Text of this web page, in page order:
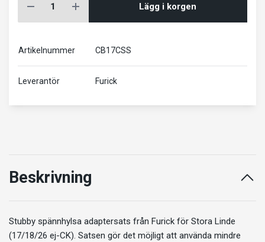
Lägg i korgen
Artikelnummer CB17CSS
Leverantör Furick
Beskrivning
Stubby spännhylsa adaptersats från Furick för Stora Linde
(17/18/26 ej-CK). Satsen gör det möjligt att använda mindre